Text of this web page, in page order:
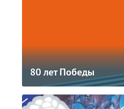
80 лет Победы